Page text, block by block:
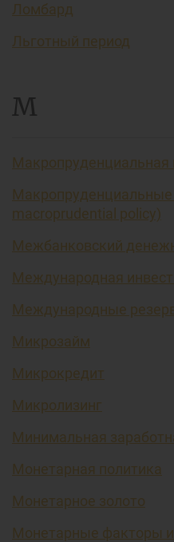
Ломбард
Льготный период
М
Макропруденциальная
macroprudential policy)
Межбанковский
Международная
Международные
Микрозайм
Микрокредит
Микролизинг
Минимальная
Монетарная политика
Монетарное золото
Монетарные факторы